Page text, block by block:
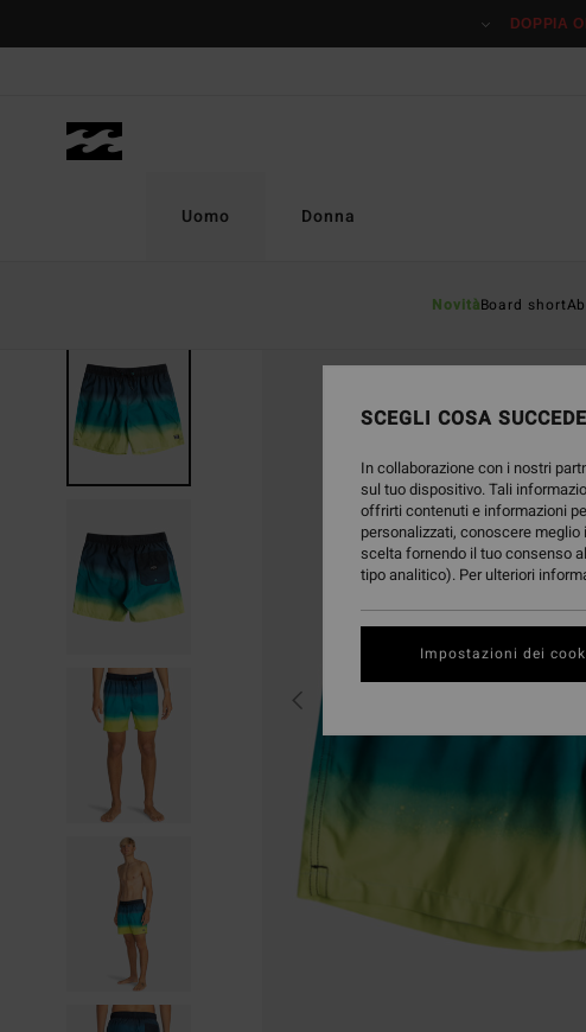
prodotto
DOPPIA
Uomo
NovitàBoard short
Donna
SCEGLI COSA
In collaborazione con i nostri
sul tuo dispositivo. Tali
offrirti contenuti e informazioni
personalizzati, conoscere
scelta fornendo il tuo consenso
tipo analitico). Per ulteriori
Impostazioni dei